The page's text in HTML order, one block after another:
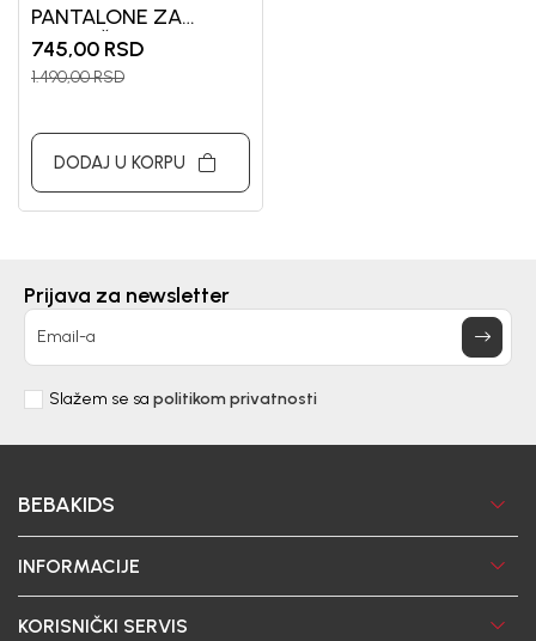
PANTALONE ZA
DEVOJČICE VERONIKA
745,00 RSD
1.490,00RSD
DODAJ U KORPU
Prijava za newsletter
Email-a
Slažem se sa politikom privatnosti
BEBAKIDS
INFORMACIJE
KORISNIČKI SERVIS